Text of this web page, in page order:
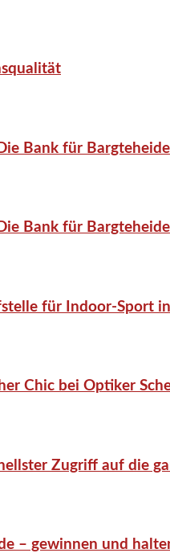
Bank für Bargteheide
Bank für Bargteheide
für Indoor-Sport
Chic bei Optiker
Zugriff auf die
– gewinnen und